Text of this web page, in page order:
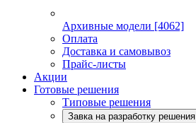
Архивные модели [4062]
Оплата
Доставка и самовывоз
Прайс-листы
Акции
Готовые решения
Типовые решения
Завка на разработку решения